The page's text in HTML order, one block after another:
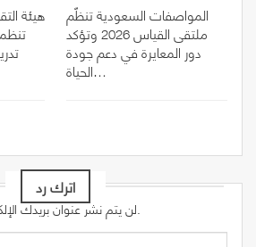
هيئة المواصفات السعودية تنظّم
ملتقى القياس 2026 وتؤكد
دور المعايرة في دعم جودة
الحياة…
اترك رد
لن يتم نشر عنوان بريدك الإلكتروني.